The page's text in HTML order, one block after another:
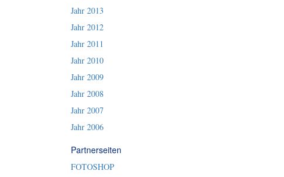
Jahr 2013
Jahr 2012
Jahr 2011
Jahr 2010
Jahr 2009
Jahr 2008
Jahr 2007
Jahr 2006
Partnerseiten
FOTOSHOP